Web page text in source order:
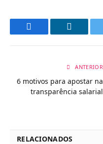
ANTERIOR
6 motivos para apostar na
transparência salarial
RELACIONADOS